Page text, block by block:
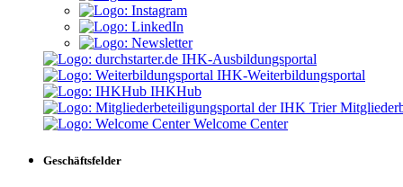
IHK-Ausbildungsportal
IHK-Weiterbildungsportal
IHKHub
Welcome Center
Geschäftsfelder